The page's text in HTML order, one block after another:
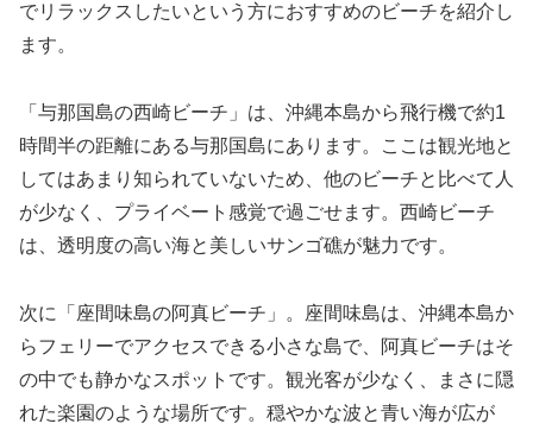
でリラックスしたいという方におすすめのビーチを紹介し
ます。
「与那国島の西崎ビーチ」は、沖縄本島から飛行機で約1
時間半の距離にある与那国島にあります。ここは観光地と
してはあまり知られていないため、他のビーチと比べて人
が少なく、プライベート感覚で過ごせます。西崎ビーチ
は、透明度の高い海と美しいサンゴ礁が魅力です。
次に「座間味島の阿真ビーチ」。座間味島は、沖縄本島か
らフェリーでアクセスできる小さな島で、阿真ビーチはそ
の中でも静かなスポットです。観光客が少なく、まさに隠
れた楽園のような場所です。穏やかな波と青い海が広が